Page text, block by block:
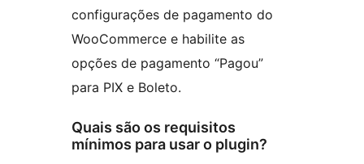
configurações de pagamento do
WooCommerce e habilite as
opções de pagamento “Pagou”
para PIX e Boleto.
Quais são os requisitos
mínimos para usar o plugin?